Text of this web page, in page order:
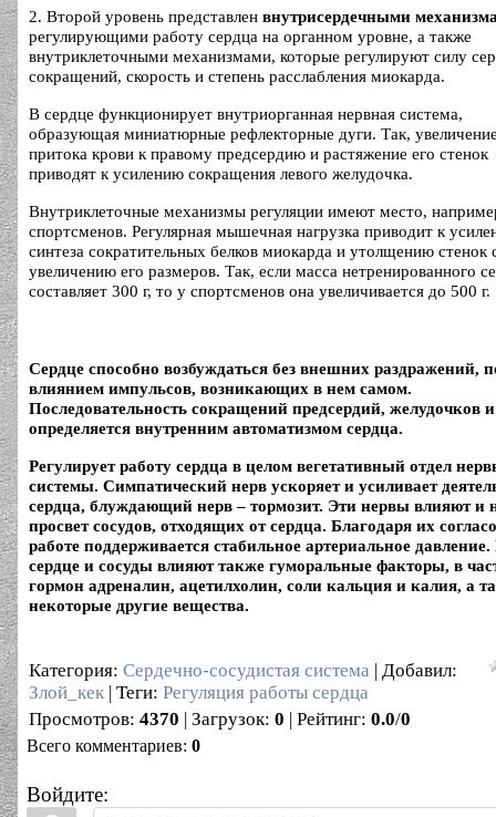
2. Второй уровень представлен внутрисердечными
регулирующими работу сердца на органном уровне, а также
внутриклеточными механизмами, которые регулируют силу
сокращений, скорость и степень расслабления миокарда.
В сердце функционирует внутриорганная нервная система,
образующая миниатюрные рефлекторные дуги. Так,
притока крови к правому предсердию и растяжение его стенок
приводят к усилению сокращения левого желудочка.
Внутриклеточные механизмы регуляции имеют место,
спортсменов. Регулярная мышечная нагрузка приводит к
синтеза сократительных белков миокарда и утолщению стенок
увеличению его размеров. Так, если масса нетренированного
составляет 300 г, то у спортсменов она увеличивается до 500 г.
Сердце способно возбуждаться без внешних раздражений,
влиянием импульсов, возникающих в нем самом.
Последовательность сокращений предсердий, желудочков
определяется внутренним автоматизмом сердца.
Регулирует работу сердца в целом вегетативный отдел
системы. Симпатический нерв ускоряет и усиливает
сердца, блуждающий нерв – тормозит. Эти нервы влияют и
просвет сосудов, отходящих от сердца. Благодаря их
работе поддерживается стабильное артериальное
сердце и сосуды влияют также гуморальные факторы, в
гормон адреналин, ацетилхолин, соли кальция и калия, а
некоторые другие вещества.
Категория: Сердечно-сосудистая система | Добавил:
Злой_кек | Теги: Регуляция работы сердца
Просмотров: 4370 | Загрузок: 0 | Рейтинг: 0.0/0
Всего комментариев: 0
Войдите: